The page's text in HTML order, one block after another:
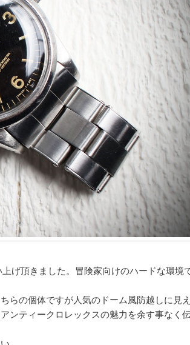
げ頂きました。冒険家向けのハードな環境
らの個体ですが人気のドーム風防越しに見
ンティークロレックスの魅力を余す事なく